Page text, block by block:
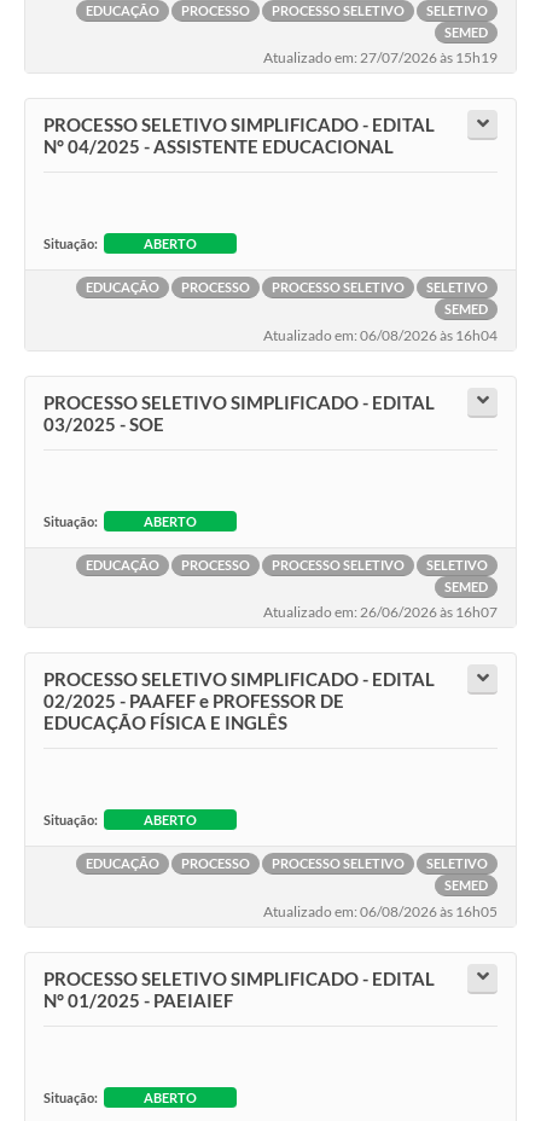
EDUCAÇÃO PROCESSO PROCESSO SELETIVO
SELETIVO
SEMED
Atualizado em: 27/07/2026 às 15h19
PROCESSO SELETIVO SIMPLIFICADO - EDITAL
N° 04/2025 - ASSISTENTE EDUCACIONAL
Situação: ABERTO
EDUCAÇÃO PROCESSO PROCESSO SELETIVO
SELETIVO
SEMED
Atualizado em: 06/08/2026 às 16h04
PROCESSO SELETIVO SIMPLIFICADO - EDITAL
03/2025 - SOE
Situação: ABERTO
EDUCAÇÃO PROCESSO PROCESSO SELETIVO
SELETIVO
SEMED
Atualizado em: 26/06/2026 às 16h07
PROCESSO SELETIVO SIMPLIFICADO - EDITAL
02/2025 - PAAFEF e PROFESSOR DE
EDUCAÇÃO FÍSICA E INGLÊS
Situação: ABERTO
EDUCAÇÃO PROCESSO PROCESSO SELETIVO
SELETIVO
SEMED
Atualizado em: 06/08/2026 às 16h05
PROCESSO SELETIVO SIMPLIFICADO - EDITAL
N° 01/2025 - PAEIAIEF
Situação: ABERTO